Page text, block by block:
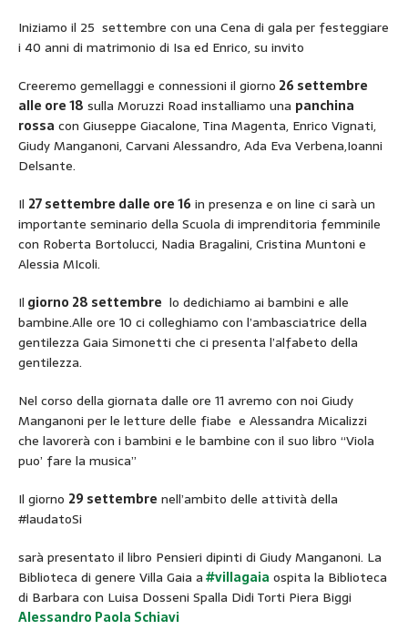
Iniziamo il 25 settembre con una Cena di gala per festeggiare
i 40 anni di matrimonio di Isa ed Enrico, su invito
Creeremo gemellaggi e connessioni il giorno 26 settembre
alle ore 18 sulla Moruzzi Road installiamo una panchina
rossa con Giuseppe Giacalone, Tina Magenta, Enrico Vignati,
Giudy Manganoni, Carvani Alessandro, Ada Eva Verbena,Ioanni
Delsante.
Il 27 settembre dalle ore 16 in presenza e on line ci sarà un
importante seminario della Scuola di imprenditoria femminile
con Roberta Bortolucci, Nadia Bragalini, Cristina Muntoni e
Alessia MIcoli.
Il giorno 28 settembre lo dedichiamo ai bambini e alle
bambine.Alle ore 10 ci colleghiamo con l’ambasciatrice della
gentilezza Gaia Simonetti che ci presenta l’alfabeto della
gentilezza.
Nel corso della giornata dalle ore 11 avremo con noi Giudy
Manganoni per le letture delle fiabe e Alessandra Micalizzi
che lavorerà con i bambini e le bambine con il suo libro “Viola
puo’ fare la musica”
Il giorno 29 settembre nell’ambito delle attività della
#laudatoSi
sarà presentato il libro Pensieri dipinti di Giudy Manganoni. La
Biblioteca di genere Villa Gaia a#villagaia ospita la Biblioteca
di Barbara con Luisa Dosseni Spalla Didi Torti Piera Biggi
Alessandro Paola Schiavi